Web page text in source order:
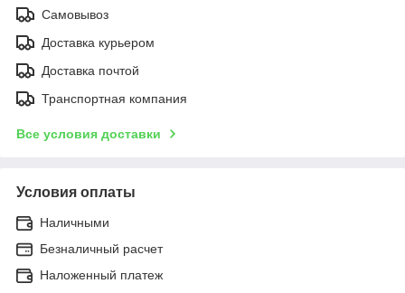
Самовывоз
Доставка курьером
Доставка почтой
Транспортная компания
Все условия доставки
Условия оплаты
Наличными
Безналичный расчет
Наложенный платеж